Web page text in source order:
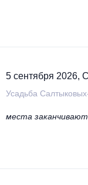
5 сентября 2026,
Усадьба
места